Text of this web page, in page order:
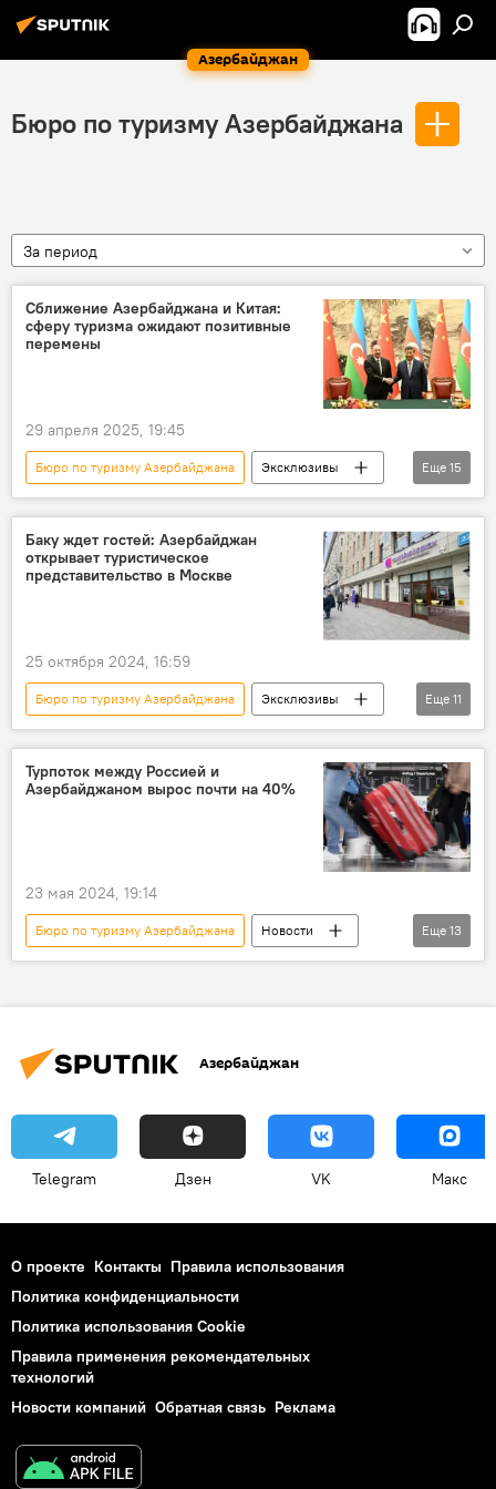
Азербайджан
Бюро по туризму Азербайджана
За период
Сближение Азербайджана и Китая:
сферу туризма ожидают позитивные
перемены
29 апреля 2025, 19:45
Бюро по туризму Азербайджана
Эксклюзивы
Азербайджан
Китай
Ильхам Алиев
Визит
Сближение
Выездной туризм
турпоток
Баку
достопримечательности
Пекин
AZAL Общество
Еще 15
Баку ждет гостей: Азербайджан
открывает туристическое
представительство в Москве
25 октября 2024, 16:59
Бюро по туризму Азербайджана
Эксклюзивы
Азербайджан
Россия
Туризм
Москва
Государственное агентство Азербайджана по туризму
Лянкяран
Еще 11
Турпоток между Россией и
Азербайджаном вырос почти на 40%
23 мая 2024, 19:14
Бюро по туризму Азербайджана
Новости
Россия
Максим Решетников
Государственное агентство Азербайджана по туризму
Общество
Экономика
Еще 13
Азербайджан
Telegram Дзен VK Макс
О проекте Контакты Правила использования
Политика конфиденциальности
Политика использования Cookie
Правила применения рекомендательных
технологий
Новости компаний Обратная связь Реклама